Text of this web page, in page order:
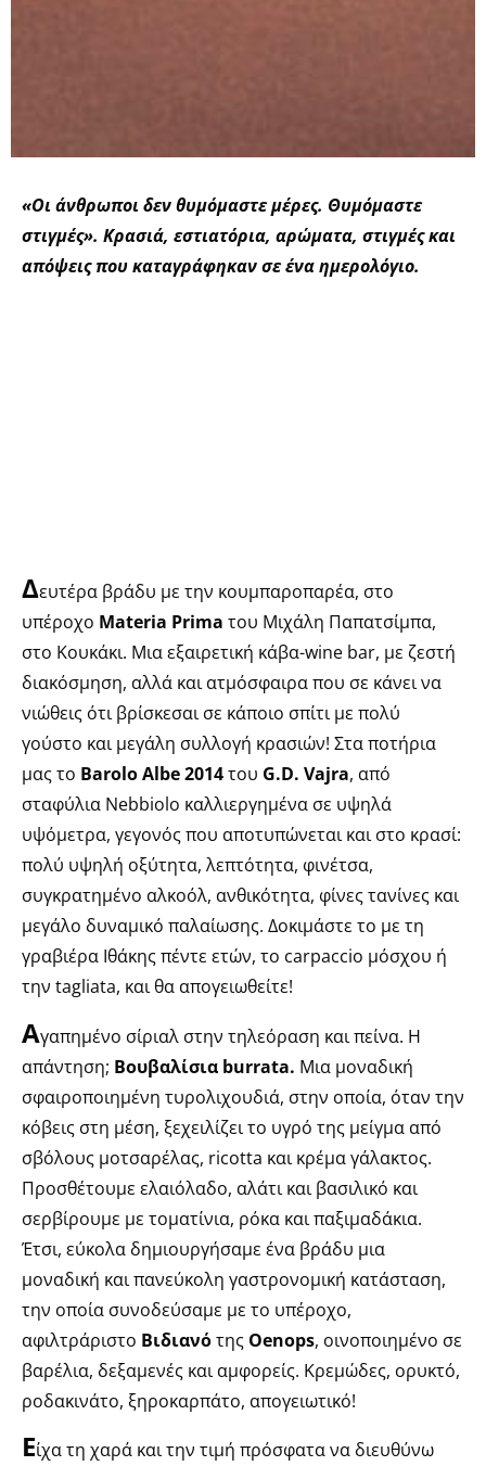
«Οι άνθρωποι δεν θυμόμαστε μέρες. Θυμόμαστε
στιγμές». Κρασιά, εστιατόρια, αρώματα, στιγμές και
απόψεις που καταγράφηκαν σε ένα ημερολόγιο.
Δευτέρα βράδυ με την κουμπαροπαρέα, στο
υπέροχο Materia Prima του Μιχάλη Παπατσίμπα,
στο Κουκάκι. Μια εξαιρετική κάβα-wine bar, με ζεστή
διακόσμηση, αλλά και ατμόσφαιρα που σε κάνει να
νιώθεις ότι βρίσκεσαι σε κάποιο σπίτι με πολύ
γούστο και μεγάλη συλλογή κρασιών! Στα ποτήρια
μας το Barolo Αlbe 2014του G.D. Vajra, από
σταφύλια Nebbiolo καλλιεργημένα σε υψηλά
υψόμετρα, γεγονός που αποτυπώνεται και στο κρασί:
πολύ υψηλή οξύτητα, λεπτότητα, φινέτσα,
συγκρατημένο αλκοόλ, ανθικότητα, φίνες τανίνες και
μεγάλο δυναμικό παλαίωσης. Δοκιμάστε το με τη
γραβιέρα Ιθάκης πέντε ετών, το carpaccio μόσχου ή
την tagliata, και θα απογειωθείτε!
Aγαπημένο σίριαλ στην τηλεόραση και πείνα. Η
απάντηση; Βουβαλίσια burrata. Μια μοναδική
σφαιροποιημένη τυρολιχουδιά, στην οποία, όταν την
κόβεις στη μέση, ξεχειλίζει το υγρό της μείγμα από
σβόλους μοτσαρέλας, ricotta και κρέμα γάλακτος.
Προσθέτουμε ελαιόλαδο, αλάτι και βασιλικό και
σερβίρουμε με τοματίνια, ρόκα και παξιμαδάκια.
Έτσι, εύκολα δημιουργήσαμε ένα βράδυ μια
μοναδική και πανεύκολη γαστρονομική κατάσταση,
την οποία συνοδεύσαμε με το υπέροχο,
αφιλτράριστο Βιδιανότης Oenops, οινοποιημένο σε
βαρέλια, δεξαμενές και αμφορείς. Κρεμώδες, ορυκτό,
ροδακινάτο, ξηροκαρπάτο, απογειωτικό!
Είχα τη χαρά και την τιμή πρόσφατα να διευθύνω